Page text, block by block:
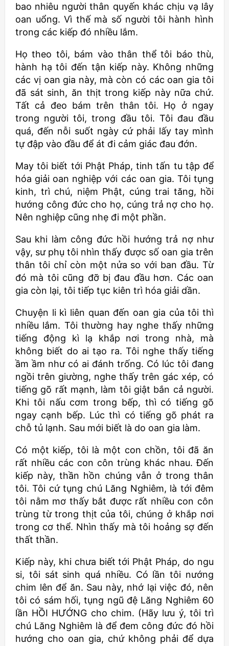
bao nhiêu người thân quyến khác chịu vạ lây
oan uổng. Vì thế mà số người tôi hành hình
trong các kiếp đó nhiều lắm.
Họ theo tôi, bám vào thân thể tôi báo thù,
hành hạ tôi đến tận kiếp này. Không những
các vị oan gia này, mà còn có các oan gia tôi
đã sát sinh, ăn thịt trong kiếp này nữa chứ.
Tất cả đeo bám trên thân tôi. Họ ở ngay
trong người tôi, trong đầu tôi. Tôi đau đầu
quá, đến nỗi suốt ngày cứ phải lấy tay mình
tự đập vào đầu để át đi cảm giác đau đớn.
May tôi biết tới Phật Pháp, tinh tấn tu tập để
hóa giải oan nghiệp với các oan gia. Tôi tụng
kinh, trì chú, niệm Phật, cúng trai tăng, hồi
hướng công đức cho họ, cúng trả nợ cho họ.
Nên nghiệp cũng nhẹ đi một phần.
Sau khi làm công đức hồi hướng trả nợ như
vậy, sư phụ tôi nhìn thấy được số oan gia trên
thân tôi chỉ còn một nửa so với ban đầu. Từ
đó mà tôi cũng đỡ bị đau đầu hơn. Các oan
gia còn lại, tôi tiếp tục kiên trì hóa giải dần.
Chuyện li kì liên quan đến oan gia của tôi thì
nhiều lắm. Tôi thường hay nghe thấy những
tiếng động kì lạ khắp nơi trong nhà, mà
không biết do ai tạo ra. Tôi nghe thấy tiếng
ầm ầm như có ai đánh trống. Có lúc tôi đang
ngồi trên giường, nghe thấy trên gác xép, có
tiếng gõ rất mạnh, làm tôi giật bắn cả người.
Khi tôi nấu cơm trong bếp, thì có tiếng gõ
ngay cạnh bếp. Lúc thì có tiếng gõ phát ra
chỗ tủ lạnh. Sau mới biết là do oan gia làm.
Có một kiếp, tôi là một con chồn, tôi đã ăn
rất nhiều các con côn trùng khác nhau. Đến
kiếp này, thần hồn chúng vẫn ở trong thân
tôi. Tôi cứ tụng chú Lăng Nghiêm, là tới đêm
tôi nằm mơ thấy bắt được rất nhiều con côn
trùng từ trong thịt của tôi, chúng ở khắp nơi
trong cơ thể. Nhìn thấy mà tôi hoảng sợ đến
thất thần.
Kiếp này, khi chưa biết tới Phật Pháp, do ngu
si, tôi sát sinh quá nhiều. Có lần tôi nướng
chim lên để ăn. Sau này, nhớ lại việc đó, nên
tôi có sám hối, tụng ngũ đệ Lăng Nghiêm 60
lần HỒI HƯỚNG cho chim. (Hãy lưu ý, tôi trì
chú Lăng Nghiêm là để đem công đức đó hồi
hướng cho oan gia, chứ không phải để dựa